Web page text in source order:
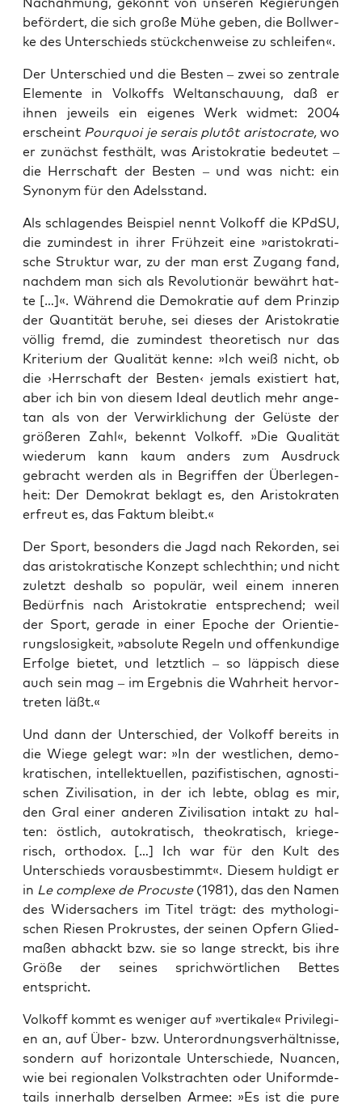
beför­dert, die sich gro­ße Mühe geben, die Boll­wer­
ke des Unter­schieds stück­chen­wei­se zu schleifen«.
Der Unter­schied und die Bes­ten – zwei so zen­tra­le
Ele­men­te in Vol­koffs Welt­an­schau­ung, daß er
ihnen jeweils ein eige­nes Werk wid­met: 2004
erscheint Pour­quoi je serais plu­tôt aris­to­cra­te,wo
er zunächst fest­hält, was Aris­to­kra­tie bedeu­tet –
die Herr­schaft der Bes­ten – und was nicht: ein
Syn­onym für den Adelsstand.
Als schla­gen­des Bei­spiel nennt Vol­koff die KPdSU,
die zumin­dest in ihrer Früh­zeit eine »aris­to­kra­ti­
sche Struk­tur war, zu der man erst Zugang fand,
nach­dem man sich als Revo­lu­tio­när bewährt hat­
te […]«. Wäh­rend die Demo­kra­tie auf dem Prin­zip
der Quan­ti­tät beru­he, sei die­ses der Aris­to­kra­tie
völ­lig fremd, die zumin­dest theo­re­tisch nur das
Kri­te­ri­um der Qua­li­tät ken­ne: »Ich weiß nicht, ob
die ›Herr­schaft der Bes­ten‹ jemals exis­tiert hat,
aber ich bin von die­sem Ide­al deut­lich mehr ange­
tan als von der Ver­wirk­li­chung der Gelüs­te der
grö­ße­ren Zahl«, bekennt Vol­koff. »Die Qua­li­tät
wie­der­um kann kaum anders zum Aus­druck
gebracht wer­den als in Begrif­fen der Über­le­gen­
heit: Der Demo­krat beklagt es, den Aris­to­kra­ten
erfreut es, das Fak­tum bleibt.«
Der Sport, beson­ders die Jagd nach Rekor­den, sei
das aris­to­kra­ti­sche Kon­zept schlecht­hin; und nicht
zuletzt des­halb so popu­lär, weil einem inne­ren
Bedürf­nis nach Aris­to­kra­tie ent­spre­chend; weil
der Sport, gera­de in einer Epo­che der Ori­en­tie­
rungs­lo­sig­keit, »abso­lu­te Regeln und offen­kun­di­ge
Erfol­ge bie­tet, und letzt­lich – so läp­pisch die­se
auch sein mag – im Ergeb­nis die Wahr­heit her­vor­
tre­ten läßt.«
Und dann der Unter­schied, der Vol­koff bereits in
die Wie­ge gelegt war: »In der west­li­chen, demo­
kra­ti­schen, intel­lek­tu­el­len, pazi­fis­ti­schen, agnos­ti­
schen Zivi­li­sa­ti­on, in der ich leb­te, oblag es mir,
den Gral einer ande­ren Zivi­li­sa­ti­on intakt zu hal­
ten: öst­lich, auto­kra­tisch, theo­kra­tisch, krie­ge­
risch, ortho­dox. […] Ich war für den Kult des
Unter­schieds vor­aus­be­stimmt«. Die­sem hul­digt er
in Le com­ple­xe de Pro­cus­te(1981), das den Namen
des Wider­sa­chers im Titel trägt: des mytho­lo­gi­
schen Rie­sen Pro­krus­tes, der sei­nen Opfern Glied­
ma­ßen abhackt bzw. sie so lan­ge streckt, bis ihre
Grö­ße der sei­nes sprich­wört­li­chen Bet­tes
entspricht.
Vol­koff kommt es weni­ger auf »ver­ti­ka­le« Pri­vi­le­gi­
en an, auf Über- bzw. Unter­ord­nungs­ver­hält­nis­se,
son­dern auf hori­zon­ta­le Unter­schie­de, Nuan­cen,
wie bei regio­na­len Volks­trach­ten oder Uni­form­de­
tails inner­halb der­sel­ben Armee: »Es ist die pure